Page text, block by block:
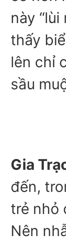
này
thấy
lên chỉ
sầu
Gia
đến,
trẻ nhỏ
Nên